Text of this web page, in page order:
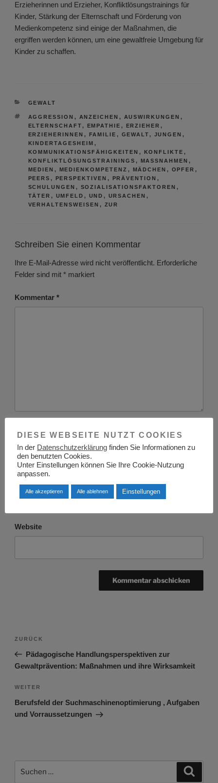
Erzieherinnen und Erzieher, Konfliktlösungstrainings für
Kinder, Stärkung der Elternschaft und Förderung von
Medienkompetenz sind einige der Maßnahmen, die
ergriffen werden können, um eine gewaltfreie Umgebung für
Kinder zu schaffen.
KATEGORIEN
GEWALT
SCHLAGWÖRTER
AGGRESSION , ANZEICHEN , AUSWIRKUNGEN ,
ELTERNSCHAFT , EMPATHIE , ERZIEHER ,
ERZIEHERINNEN , FAMILIE , GEWALT , JUNGEN ,
KINDERTAGESHEIM ,
KOMMUNIKATIONSFÄHIGKEITEN , KONFLIKTE ,
KONFLIKTLÖSUNGSTRAININGS , MASSNAHMEN
,
MEDIEN , MEDIENKOMPETENZ , MÄDCHEN , OPFER ,
PEERS , PERSPEKTIVEN , PRÄVENTION ,
SCHULUNGEN , SOZIALISATIONSFAKTOREN ,
TÄTER , UMFELD , UND , URSACHEN ,
VERHALTENSWEISEN , ZUR
Schreiben Sie einen Kommentar
Ihre E-Mail-Adresse wird nicht veröffentlicht. Erforderliche
Felder sind mit * markiert
Kommentar *
E-Mail-Adresse
Website
Beitragsnavigation
Vorheriger
Beitrag
ZURÜCK
Pädagogische Handlungsperspektiven zur
Gewaltprävention: Maßnahmen und ihre Wirksamkeit
Nächster
Beitrag
WEITER
Berufsfeld der Suchmaschinenoptimierung , Aufgaben
und Vorraussetzungen
DIESE WEBSEITE NUTZT COOKIES
In der Datenschutzerklärung finden Sie Informationen zu
den benutzten Cookies.
Unter Einstellungen können Sie Ihre Cookie-Nutzung
anpassen.
Alle akzeptieren Alle ablehnen Einstellungen